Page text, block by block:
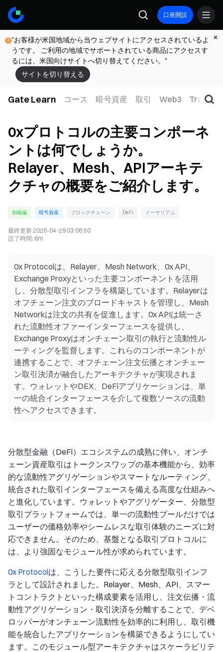
口座開設
"お客様が米国地域から当ウェブサイトにアクセスされているよ
うです。 ご利用の地域でサポートされている商品にアクセスす
るには、米国向けサイトへ切り替えてください。"
サイトを切り替える
Gate Learn コース 暗号資産 取引 Web3 TradFi
0xプロトコルの主要コンポーネ
ントは何でしょうか。
Relayer、Mesh、APIアーキテ
クチャの概要をご紹介します。
初級編 暗号資産 ブロックチェーン DeFi イーサリアム
最終更新2026-04-29 03:06:50
読了時間: 6m
0x Protocolは、Relayer、Mesh Network、0x API、
Exchange Proxyといった主要コンポーネントを活用
し、分散型取引インフラを構築しています。Relayerは
オフチェーン注文のブロードキャストを管理し、Mesh
Networkは注文の共有を促進します。0x APIは統一さ
れた流動性オファーインターフェースを提供し、
Exchange Proxyはオンチェーン取引の執行と流動性ル
ーティングを監督します。これらのコンポーネントが
連携することで、オフチェーン注文伝播とオンチェー
ン取引決済が融合したアーキテクチャが実現されま
す。ウォレットやDEX、DeFiアプリケーションは、単
一の統合インターフェースを介して複数ソースの流動
性へアクセスできます。
分散型金融（DeFi）エコシステムの成熟に伴い、オンチ
ェーン資産取引はトークンスワップの基本機能から、効率
的な流動性アグリゲーションやスマートなルーティング、
統合された取引インターフェースを備える高度な仕組みへ
と進化しています。ウォレットやアグリゲーター、分散型
取引プラットフォームでは、単一の流動性プールだけでは
ユーザーの価格効率やシームレスな取引体験のニーズに対
応できません。そのため、基盤となる取引プロトコルに
は、より強固なモジュール性が求められています。
0x Protocolは、こうした要件に応える分散型取引インフ
ラとして設計されました。Relayer、Mesh、API、スマー
トコントラクトといった構成要素を活用し、注文伝播・流
動性アグリゲーション・取引決済を分離することで、デベ
ロッパーがオンチェーン流動性を効率的に利用し、取引機
能を統合したアプリケーションを構築できるようにしてい
ます。このモジュール型アーキテクチャはスケーラビリテ